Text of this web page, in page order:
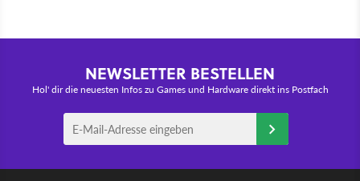
NEWSLETTER BESTELLEN
Hol' dir die neuesten Infos zu Games und Hardware direkt ins Postfach